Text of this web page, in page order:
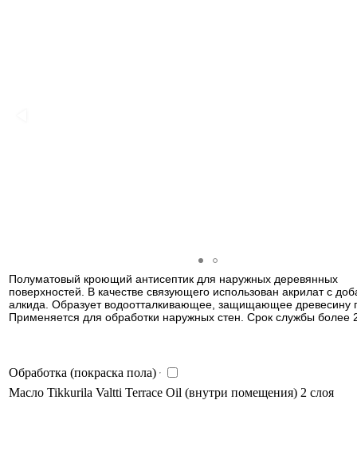
Полуматовый кроющий антисептик для наружных деревянных
поверхностей. В качестве связующего использован акрилат с
алкида. Образует водоотталкивающее, защищающее древесину
Применяется для обработки наружных стен. Срок службы более
Обработка (покраска пола)
Масло Tikkurila Valtti Terrace Oil (внутри помещения) 2 слоя